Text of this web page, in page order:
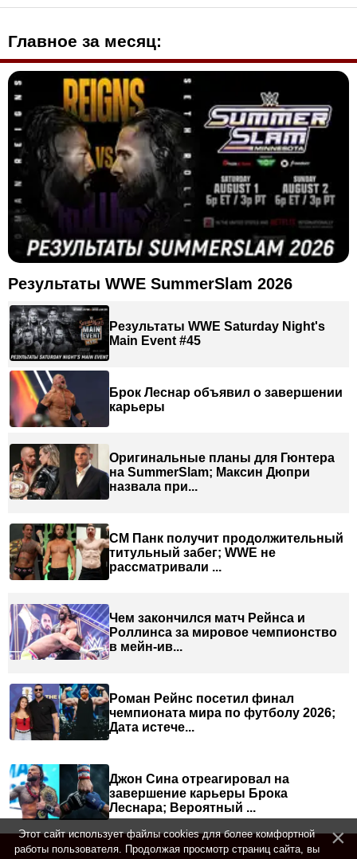
Главное за месяц:
Результаты WWE SummerSlam 2026
Результаты WWE Saturday Night's
Main Event #45
Брок Леснар объявил о завершении
карьеры
Оригинальные планы для Гюнтера
на SummerSlam; Максин Дюпри
назвала при...
СМ Панк получит продолжительный
титульный забег; WWE не
рассматривали ...
Чем закончился матч Рейнса и
Роллинса за мировое чемпионство
в мейн-ив...
Роман Рейнс посетил финал
чемпионата мира по футболу 2026;
Дата истече...
Джон Сина отреагировал на
завершение карьеры Брока
Леснара; Вероятный ...
Этот сайт использует файлы cookies для более комфортной
работы пользователя. Продолжая просмотр страниц сайта, вы